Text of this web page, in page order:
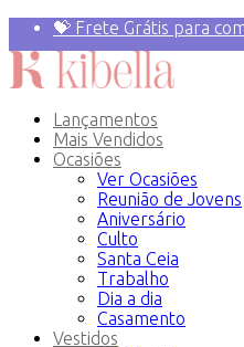
💝 Frete Grátis para
Primeira compra? 10%
PRIMEIRAVEZ
Lançamentos
Mais Vendidos
Ocasiões
Ver Ocasiões
Reunião de Jovens
Aniversário
Culto
Santa Ceia
Trabalho
Dia a dia
Casamento
Vestidos